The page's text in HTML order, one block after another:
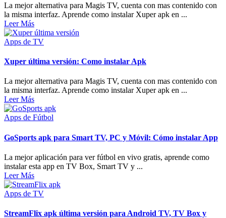
La mejor alternativa para Magis TV, cuenta con mas contenido con
la misma interfaz. Aprende como instalar Xuper apk en ...
Leer Más
Apps de TV
Xuper última versión: Como instalar Apk
La mejor alternativa para Magis TV, cuenta con mas contenido con
la misma interfaz. Aprende como instalar Xuper apk en ...
Leer Más
Apps de Fútbol
GoSports apk para Smart TV, PC y Móvil: Cómo instalar App
La mejor aplicación para ver fútbol en vivo gratis, aprende como
instalar esta app en TV Box, Smart TV y ...
Leer Más
Apps de TV
StreamFlix apk última versión para Android TV, TV Box y